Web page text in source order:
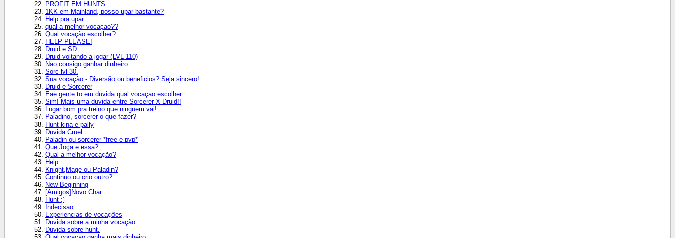
PROFIT EM HUNTS
1KK em Mainland, posso upar bastante?
Help pra upar
qual a melhor vocaçao??
Qual vocação escolher?
HELP PLEASE!
Druid e SD
Druid voltando a jogar (LVL 110)
Nao consigo ganhar dinheiro
Sorc lvl 30.
Sua vocação - Diversão ou beneficios? Seja sincero!
Druid e Sorcerer
Eae gente to em duvida qual vocaçao escolher..
Sim! Mais uma duvida entre Sorcerer X Druid!!
Lugar bom pra treino que ninguem vai!
Paladino, sorcerer o que fazer?
Hunt kina e pally
Duvida Cruel
Paladin ou sorcerer *free e pvp*
Que Joça e essa?
Qual a melhor vocação?
Help
Knight,Mage ou Paladin?
Continuo ou crio outro?
New Beginning
[Amigos]Novo Char
Hunt ;'
Indecisao...
Experiencias de vocações
Duvida sobre a minha vocação.
Duvida sobre hunt.